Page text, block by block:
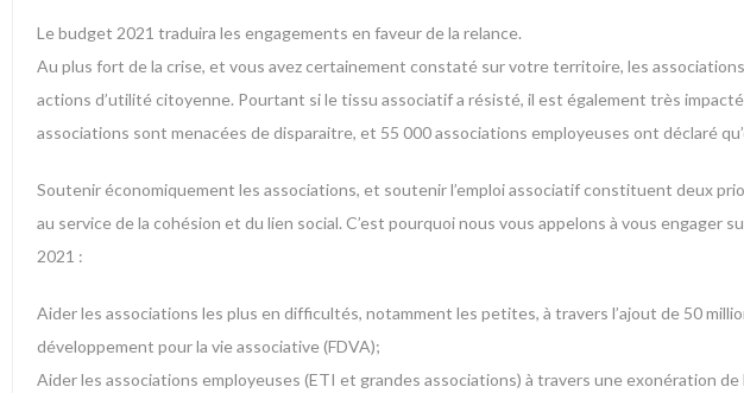
Le budget 2021 traduira les engagements en faveur de la relance.
Au plus fort de la crise, et vous avez certainement constaté sur votre territoire, les
actions d’utilité citoyenne. Pourtant si le tissu associatif a résisté, il est également très
associations sont menacées de disparaitre, et 55 000 associations employeuses ont déclaré
Soutenir économiquement les associations, et soutenir l’emploi associatif constituent deux
au service de la cohésion et du lien social. C’est pourquoi nous vous appelons à vous engager
2021 :
Aider les associations les plus en difficultés, notamment les petites, à travers l’ajout de 50
développement pour la vie associative (FDVA);
Aider les associations employeuses (ETI et grandes associations) à travers une exonération